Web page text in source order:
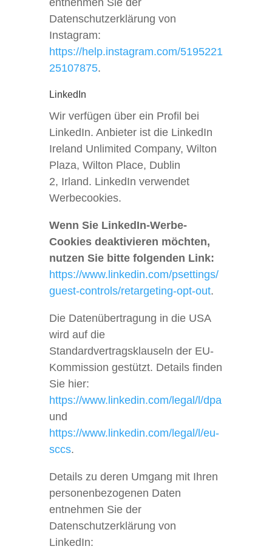
entnehmen Sie der
Datenschutzerklärung von
Instagram:
https://help.instagram.com/5195221
25107875.
LinkedIn
Wir verfügen über ein Profil bei
LinkedIn. Anbieter ist die LinkedIn
Ireland Unlimited Company, Wilton
Plaza, Wilton Place, Dublin
2, Irland. LinkedIn verwendet
Werbecookies.
Wenn Sie LinkedIn-Werbe-
Cookies deaktivieren möchten,
nutzen Sie bitte folgenden Link:
https://www.linkedin.com/psettings/
guest-controls/retargeting-opt-out.
Die Datenübertragung in die USA
wird auf die
Standardvertragsklauseln der EU-
Kommission gestützt. Details finden
Sie hier:
https://www.linkedin.com/legal/l/dpa
und
https://www.linkedin.com/legal/l/eu-
sccs.
Details zu deren Umgang mit Ihren
personenbezogenen Daten
entnehmen Sie der
Datenschutzerklärung von
LinkedIn: